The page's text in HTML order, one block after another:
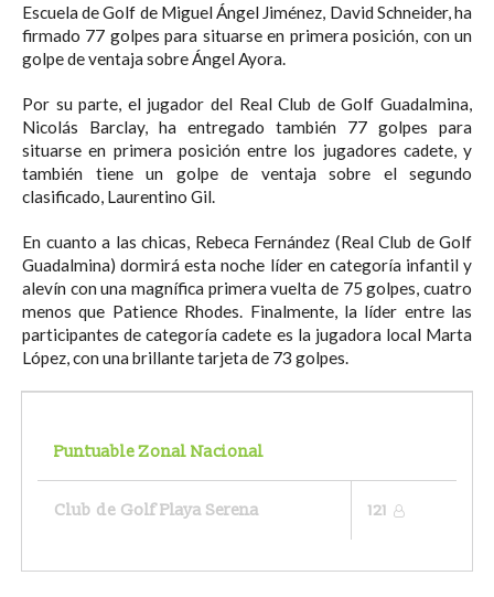
Escuela de Golf de Miguel Ángel Jiménez, David Schneider, ha
firmado 77 golpes para situarse en primera posición, con un
golpe de ventaja sobre Ángel Ayora.
Por su parte, el jugador del Real Club de Golf Guadalmina,
Nicolás Barclay, ha entregado también 77 golpes para
situarse en primera posición entre los jugadores cadete, y
también tiene un golpe de ventaja sobre el segundo
clasificado, Laurentino Gil.
En cuanto a las chicas, Rebeca Fernández (Real Club de Golf
Guadalmina) dormirá esta noche líder en categoría infantil y
alevín con una magnífica primera vuelta de 75 golpes, cuatro
menos que Patience Rhodes. Finalmente, la líder entre las
participantes de categoría cadete es la jugadora local Marta
López, con una brillante tarjeta de 73 golpes.
Puntuable Zonal Nacional
Club de Golf Playa Serena 121